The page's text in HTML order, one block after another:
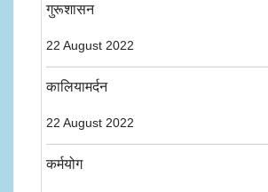
गुरूशासन
22 August 2022
कालियामर्दन
22 August 2022
कर्मयोग